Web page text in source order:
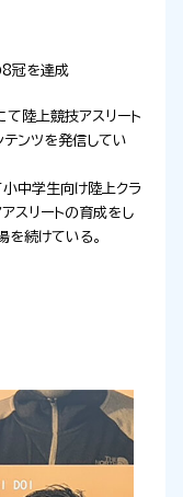
8冠を達成
て陸上競技アスリート
ンツを発信してい
中学生向け陸上クラ
スリートの育成をし
を続けている。